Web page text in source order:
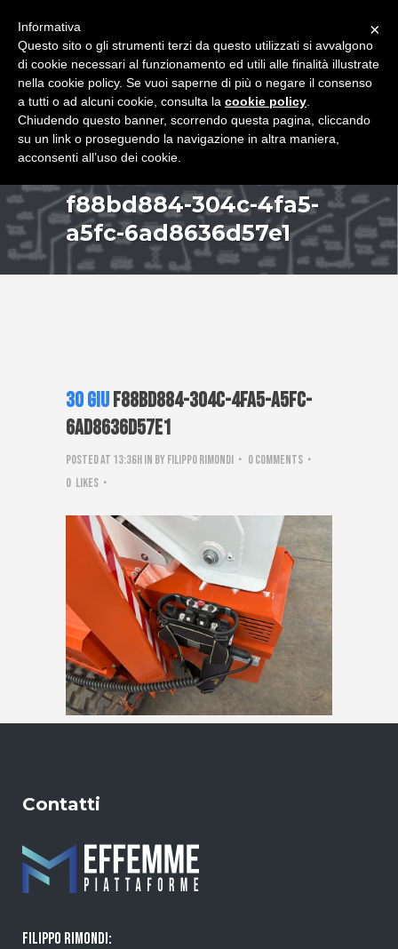
f88bd884-304c-4fa5-
a5fc-6ad8636d57e1
30 Giuf88bd884-304c-4fa5-a5fc-
6ad8636d57e1
Posted at 13:36hin by Filippo Rimondi
0 Comments
0 Likes
Contatti
FILIPPO RIMONDI:
×
Informativa
Questo sito o gli strumenti terzi da questo utilizzati si avvalgono
di cookie necessari al funzionamento ed utili alle finalità illustrate
nella cookie policy. Se vuoi saperne di più o negare il consenso
a tutti o ad alcuni cookie, consulta la cookie policy
Chiudendo questo banner, scorrendo questa pagina, cliccando
su un link o proseguendo la navigazione in altra maniera,
acconsenti all’uso dei cookie.